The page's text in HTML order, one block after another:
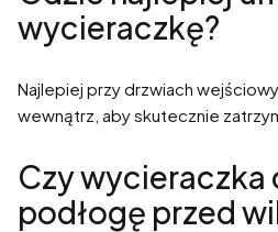
wycieraczkę?
Najlepiej przy drzwiach
wewnątrz, aby skutecznie
Czy wycieraczka
podłogę przed